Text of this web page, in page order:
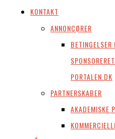
KONTAKT
ANNONCØRER
BETINGELSER
PORTALEN.DK
PARTNERSKABER
AKADEMISKE